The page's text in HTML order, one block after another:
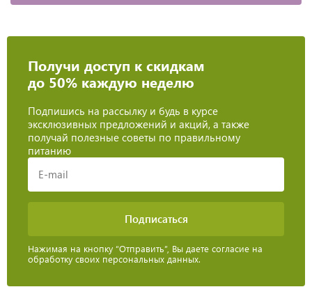
Получи доступ к скидкам
до 50% каждую неделю
Подпишись на рассылку и будь в курсе
эксклюзивных предложений и акций, а также
получай полезные советы по правильному
питанию
Нажимая на кнопку “Отправить”, Вы даете согласие на
обработку своих персональных данных.